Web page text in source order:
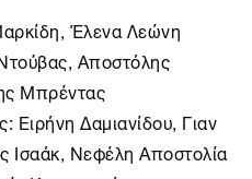
Έλενα Λεώνη
Αποστόλης
Μπρέντας
Ειρήνη Δαμιανίδου, Γιαν
Ισαάκ, Νεφέλη Αποστολία